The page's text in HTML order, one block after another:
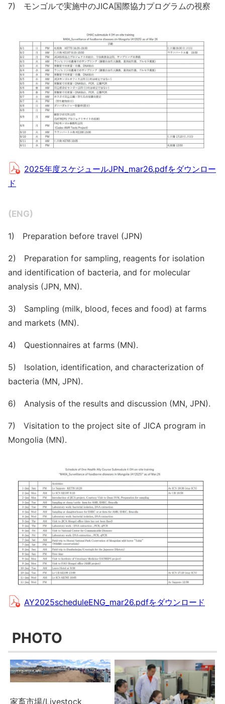
7) モンゴルで実施中のJICA国際協力プログラムの視察
2025年度スケジュールJPN_mar26.pdfをダウンロー
ド
(ENG)
1) Preparation before travel (JPN)
2) Preparation for sampling, reagents for isolation
and identification of bacteria, and for molecular
analysis (JPN, MN).
3) Sampling (milk, blood, feces and food) at farms
and markets (MN).
4) Questionnaires at farms (MN).
5) Isolation, identification, and characterization of
bacteria (MN, JPN).
6) Analysis of the results and discussion (MN, JPN).
7) Visitation to the project site of JICA program in
Mongolia (MN).
AY2025scheduleENG_mar26.pdfをダウンロード
PHOTO
家畜市場/Livestock